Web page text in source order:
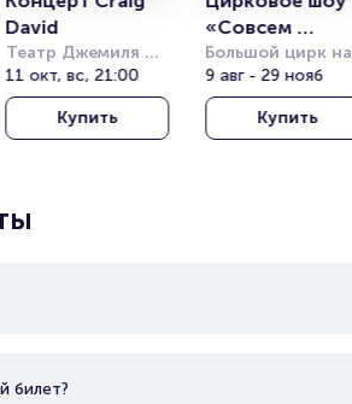
David
Театр Джемиля
Топузлу под
открытым небом
(Harbiye Cemil
Topuzlu Open Air
11 окт, вс, 21:00
Купить
«Совсем
большой»
Большой цирк на
проспекте
Вернадского
9 авг - 29 нояб
Купить
билет?